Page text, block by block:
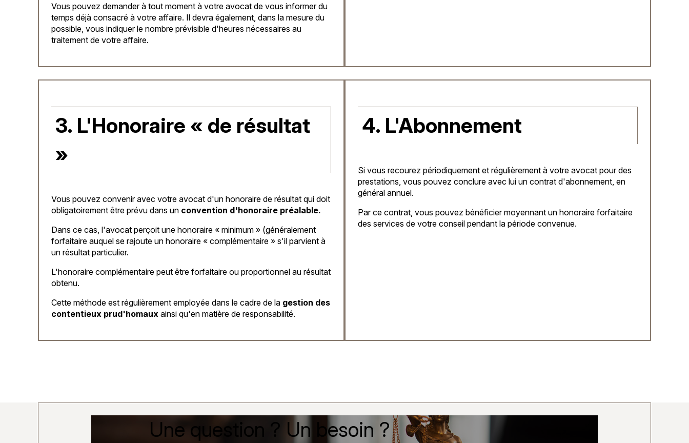
Vous pouvez demander à tout moment à votre avocat de vous informer du
temps déjà consacré à votre affaire. Il devra également, dans la mesure du
possible, vous indiquer le nombre prévisible d'heures nécessaires au
traitement de votre affaire.
3. L'Honoraire « de résultat
»
Vous pouvez convenir avec votre avocat d'un honoraire de résultat qui doit
obligatoirement être prévu dans un convention d'honoraire préalable.
Dans ce cas, l'avocat perçoit une honoraire « minimum » (généralement
forfaitaire auquel se rajoute un honoraire « complémentaire » s'il parvient à
un résultat particulier.
L'honoraire complémentaire peut être forfaitaire ou proportionnel au résultat
obtenu.
Cette méthode est régulièrement employée dans le cadre de la gestion des
contentieux prud'homaux ainsi qu'en matière de responsabilité.
4. L'Abonnement
Si vous recourez périodiquement et régulièrement à votre avocat pour des
prestations, vous pouvez conclure avec lui un contrat d'abonnement, en
général annuel.
Par ce contrat, vous pouvez bénéficier moyennant un honoraire forfaitaire
des services de votre conseil pendant la période convenue.
Une question ? Un besoin ?